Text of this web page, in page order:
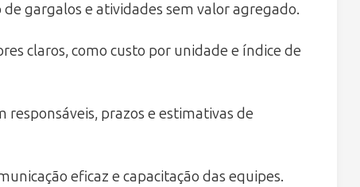
gargalos e atividades sem valor agregado.
claros, como custo por unidade e índice de
responsáveis, prazos e estimativas de
eficaz e capacitação das equipes.